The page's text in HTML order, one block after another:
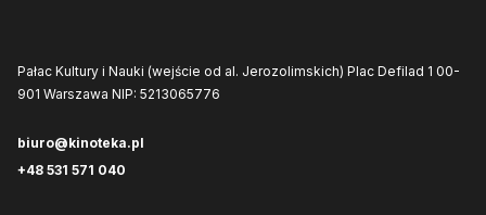
Pałac Kultury i Nauki (wejście od al. Jerozolimskich) Plac Defilad 1 00-
901 Warszawa NIP: 5213065776
biuro@kinoteka.pl
+48 531 571 040